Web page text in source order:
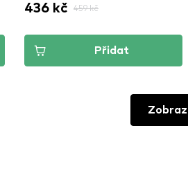
436 kč 459 kč
Přidat